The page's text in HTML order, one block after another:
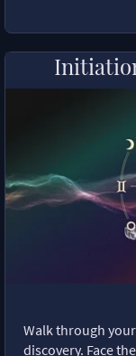
Walk through
discovery. Face